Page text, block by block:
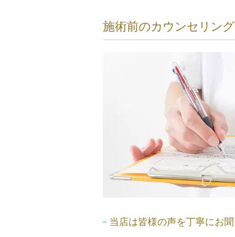
施術前のカウンセリン
当店は皆様の声を丁寧にお